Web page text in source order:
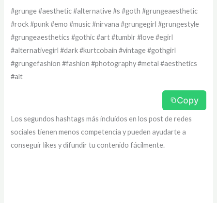
#grunge #aesthetic #alternative #s #goth #grungeaesthetic
#rock #punk #emo #music #nirvana #grungegirl #grungestyle
#grungeaesthetics #gothic #art #tumblr #love #egirl
#alternativegirl #dark #kurtcobain #vintage #gothgirl
#grungefashion #fashion #photography #metal #aesthetics
#alt
Copy
Los segundos hashtags más incluidos en los post de redes
sociales tienen menos competencia y pueden ayudarte a
conseguir likes y difundir tu contenido fácilmente.